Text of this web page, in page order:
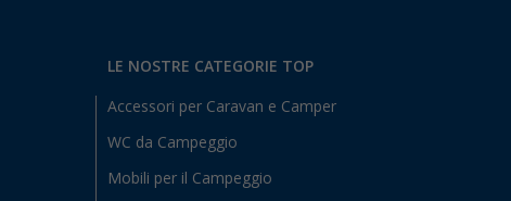
LE NOSTRE CATEGORIE TOP
Accessori per Caravan e Camper
WC da Campeggio
Mobili per il Campeggio